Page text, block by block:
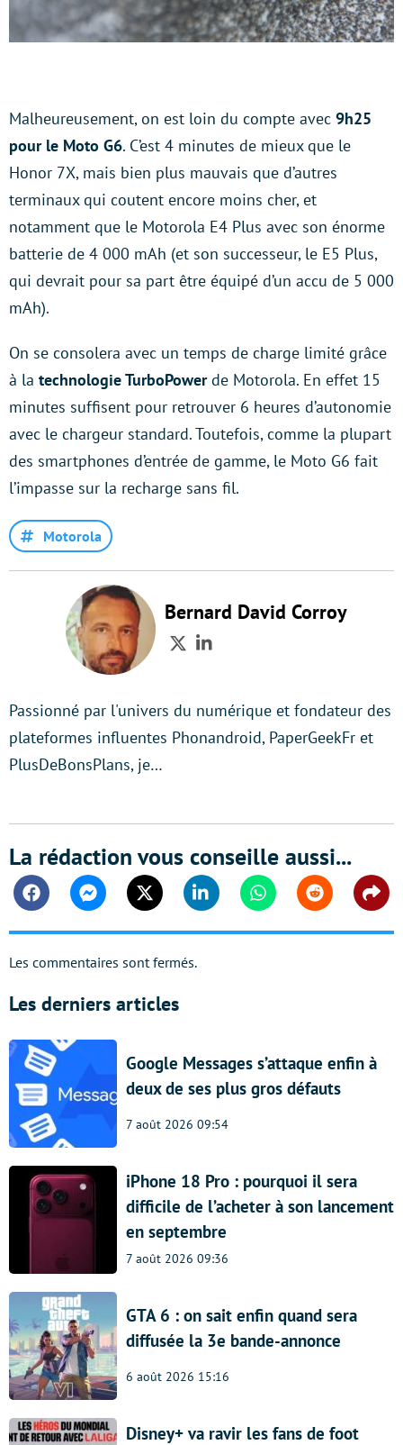
Malheureusement, on est loin du compte avec 9h25
pour le Moto G6. C’est 4 minutes de mieux que le
Honor 7X, mais bien plus mauvais que d’autres
terminaux qui coutent encore moins cher, et
notamment que le Motorola E4 Plus avec son énorme
batterie de 4 000 mAh (et son successeur, le E5 Plus,
qui devrait pour sa part être équipé d’un accu de 5 000
mAh).
On se consolera avec un temps de charge limité grâce
à la technologie TurboPowerde Motorola. En effet 15
minutes suffisent pour retrouver 6 heures d’autonomie
avec le chargeur standard. Toutefois, comme la plupart
des smartphones d’entrée de gamme, le Moto G6 fait
l’impasse sur la recharge sans fil.
Motorola
Bernard David Corroy
TwitterLinkedIn
Passionné par l'univers du numérique et fondateur des
plateformes influentes Phonandroid, PaperGeekFr et
PlusDeBonsPlans, je…
La rédaction vous conseille aussi...
FacebookMessengerTwitter Linkedin WhatsappReddit
Les commentaires sont fermés.
Les derniers articles
Google Messages s’attaque enfin à
deux de ses plus gros défauts
7 août 2026 09:54
iPhone 18 Pro : pourquoi il sera
difficile de l’acheter à son lancement
en septembre
7 août 2026 09:36
GTA 6 : on sait enfin quand sera
diffusée la 3e bande-annonce
6 août 2026 15:16
Disney+ va ravir les fans de foot